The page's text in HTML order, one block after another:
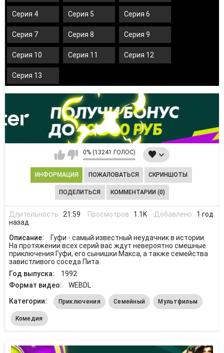
Серия 4 Серия 5 Серия 6
Серия 7 Серия 8 Серия 9
Серия 10 Серия 11 Серия 12
Серия 13
0% (13241 ГОЛОС)
ИНФОРМАЦИЯ ПОЖАЛОВАТЬСЯ СКРИНШОТЫ
ПОДЕЛИТЬСЯ КОММЕНТАРИИ (0)
Длительность: 21:59 Просмотров: 1.1K Добавлено: 1 год
назад
Описание:
Гуфи - самый известный неудачник в истории.
На протяжении всех серий вас ждут невероятно смешные
приключения Гуфи, его сынишки Макса, а также семейства
завистливого соседа Пита.
Год выпуска:
1992
Формат видео:
WEBDL
Категории:
Приключения Семейный Мультфильм
Комедия